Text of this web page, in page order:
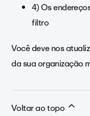
4) Os
filtro
Você deve nos
da sua organização
Voltar ao topo